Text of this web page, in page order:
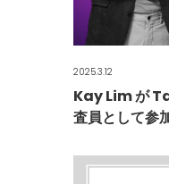
2025.3.12
Kay Lim が
査員として参